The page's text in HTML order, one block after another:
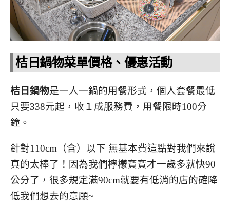
桔日鍋物菜單價格、優惠活動
桔日鍋物是一人一鍋的用餐形式，個人套餐最低
只要338元起，收１成服務費，用餐限時100分
鐘。
針對110cm（含）以下 無基本費這點對我們來說
真的太棒了！因為我們檸檬寶寶才一歲多就快90
公分了，很多規定滿90cm就要有低消的店的確降
低我們想去的意願~